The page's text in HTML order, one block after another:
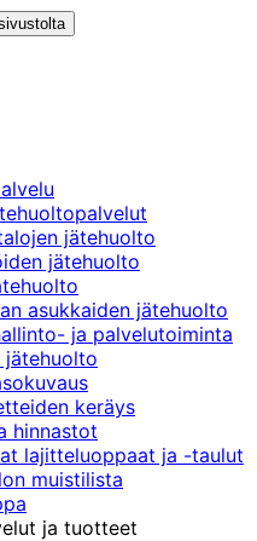
jätehuolto
jätehuolto
asukkaiden jätehuolto
ja palvelutoiminta
jätehuolto
keräys
hinnastot
lajitteluoppaat ja -taulut
muistilista
ja tuotteet